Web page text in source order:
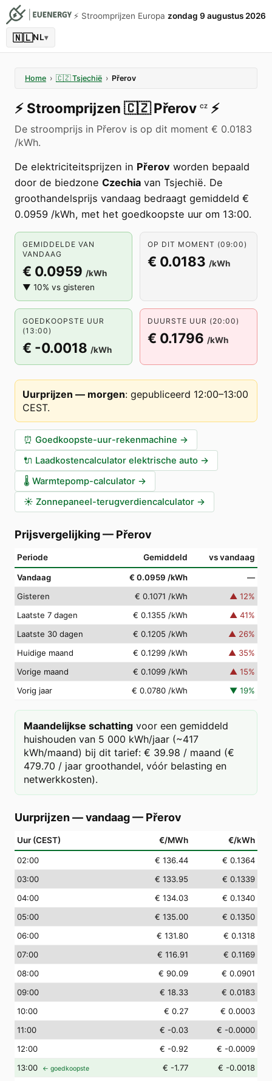
⚡️ Stroomprijzen Europa zondag 9 augustus 2026
🇳🇱NL▾
Home › 🇨🇿 Tsjechië › Přerov
⚡️ Stroomprijzen 🇨🇿 Přerov CZ ⚡️
De stroomprijs in Přerov is op dit moment € 0.0183
/kWh.
De elektriciteitsprijzen in Přerov worden bepaald
door de biedzone Czechia van Tsjechië. De
groothandelsprijs vandaag bedraagt gemiddeld €
0.0959 /kWh, met het goedkoopste uur om 13:00.
GEMIDDELDE VAN
VANDAAG
€ 0.0959 /kWh
▼ 10% vs gisteren
OP DIT MOMENT (09:00)
€ 0.0183 /kWh
GOEDKOOPSTE UUR
(13:00)
€ -0.0018 /kWh
DUURSTE UUR (20:00)
€ 0.1796 /kWh
Uurprijzen — morgen: gepubliceerd 12:00–13:00
CEST.
⏰ Goedkoopste-uur-rekenmachine →
🔌 Laadkostencalculator elektrische auto →
🌡️ Warmtepomp-calculator →
☀️ Zonnepaneel-terugverdiencalculator →
Prijsvergelijking— Přerov
Periode Gemiddeld vs vandaag
Vandaag € 0.0959 /kWh
—
Gisteren
€ 0.1071 /kWh ▲ 12%
Laatste 7 dagen
€ 0.1355 /kWh ▲ 41%
Laatste 30 dagen
€ 0.1205 /kWh ▲ 26%
Huidige maand
€ 0.1299 /kWh ▲ 35%
Vorige maand
€ 0.1099 /kWh ▲ 15%
Vorig jaar
€ 0.0780 /kWh ▼ 19%
Maandelijkse schatting voor een gemiddeld
huishouden van 5 000 kWh/jaar (~417
kWh/maand) bij dit tarief: € 39.98 / maand (€
479.70 / jaar groothandel, vóór belasting en
netwerkkosten).
Uurprijzen — vandaag— Přerov
Uur (CEST) €/MWh €/kWh
02:00 € 136.44
€ 0.1364
03:00 € 133.95
€ 0.1339
04:00 € 134.03
€ 0.1340
05:00 € 135.00
€ 0.1350
06:00 € 131.80
€ 0.1318
07:00 € 116.91
€ 0.1169
08:00 € 90.09
€ 0.0901
09:00 € 18.33
€ 0.0183
10:00 € 0.27
€ 0.0003
11:00 € -0.03
€ -0.0000
12:00 € -0.92
€ -0.0009
13:00 ← goedkoopste € -1.77
€ -0.0018